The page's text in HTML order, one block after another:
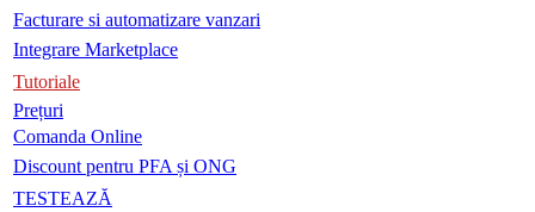
Facturare si automatizare vanzari
Integrare Marketplace
Tutoriale
Prețuri
Comanda Online
Discount pentru PFA și ONG
TESTEAZĂ